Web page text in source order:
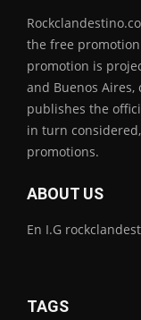
the free
promotion is
and Buenos
publishes the
in turn
promotions.
ABOUT US
En I.G
TAGS